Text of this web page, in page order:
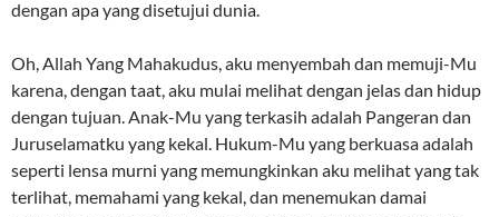
dengan apa yang disetujui dunia.
Oh, Allah Yang Mahakudus, aku menyembah dan memuji-Mu
karena, dengan taat, aku mulai melihat dengan jelas dan hidup
dengan tujuan. Anak-Mu yang terkasih adalah Pangeran dan
Juruselamatku yang kekal. Hukum-Mu yang berkuasa adalah
seperti lensa murni yang memungkinkan aku melihat yang tak
terlihat, memahami yang kekal, dan menemukan damai